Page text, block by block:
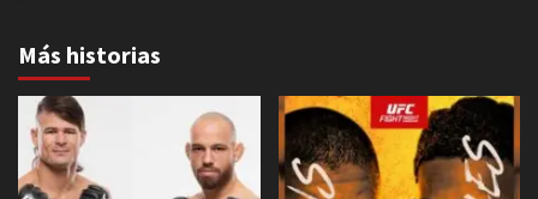
Más historias